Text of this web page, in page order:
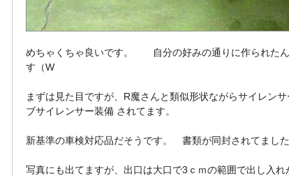
めちゃくちゃ良いです。 自分の好みの通りに作られたん
す（W
まずは見た目ですが、R魔さんと類似形状ながらサイレン
ブサイレンサー装備 されてます。
新基準の車検対応品だそうです。 書類が同封されてました
写真にも出てますが、出口は大口で3ｃｍの範囲で出し入